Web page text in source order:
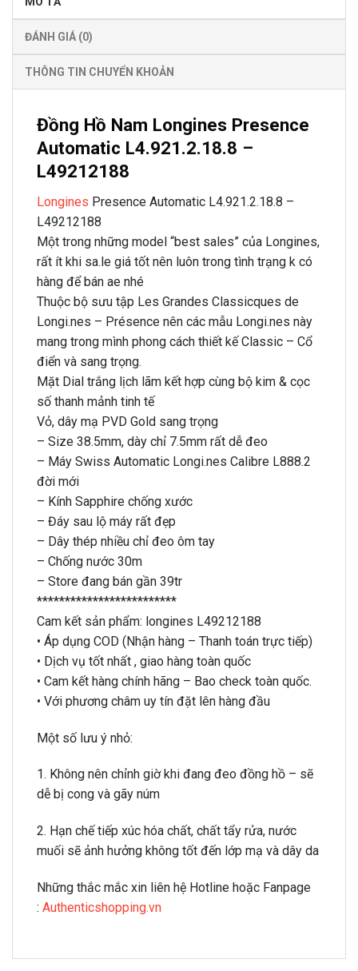
ĐÁNH GIÁ (0)
THÔNG TIN CHUYỂN KHOẢN
Đồng Hồ Nam Longines Presence
Automatic L4.921.2.18.8 –
L49212188
Longines Presence Automatic L4.921.2.18.8 –
L49212188
Một trong những model “best sales” của Longines,
rất ít khi sa.le giá tốt nên luôn trong tình trạng k có
hàng để bán ae nhé
Thuộc bộ sưu tập Les Grandes Classicques de
Longi.nes – Présence nên các mẫu Longi.nes này
mang trong mình phong cách thiết kế Classic – Cổ
điển và sang trọng.
Mặt Dial trắng lịch lãm kết hợp cùng bộ kim & cọc
số thanh mảnh tinh tế
Vỏ, dây mạ PVD Gold sang trọng
– Size 38.5mm, dày chỉ 7.5mm rất dễ đeo
– Máy Swiss Automatic Longi.nes Calibre L888.2
đời mới
– Kính Sapphire chống xước
– Đáy sau lộ máy rất đẹp
– Dây thép nhiều chỉ đeo ôm tay
– Chống nước 30m
– Store đang bán gần 39tr
*************************
Cam kết sản phẩm: longines L49212188
• Áp dụng COD (Nhận hàng – Thanh toán trực tiếp)
• Dịch vụ tốt nhất , giao hàng toàn quốc
• Cam kết hàng chính hãng – Bao check toàn quốc.
• Với phương châm uy tín đặt lên hàng đầu
Một số lưu ý nhỏ:
1. Không nên chỉnh giờ khi đang đeo đồng hồ – sẽ
dễ bị cong và gãy núm
2. Hạn chế tiếp xúc hóa chất, chất tẩy rửa, nước
muối sẽ ảnh hưởng không tốt đến lớp mạ và dây da
Những thắc mắc xin liên hệ Hotline hoặc Fanpage
: Authenticshopping.vn